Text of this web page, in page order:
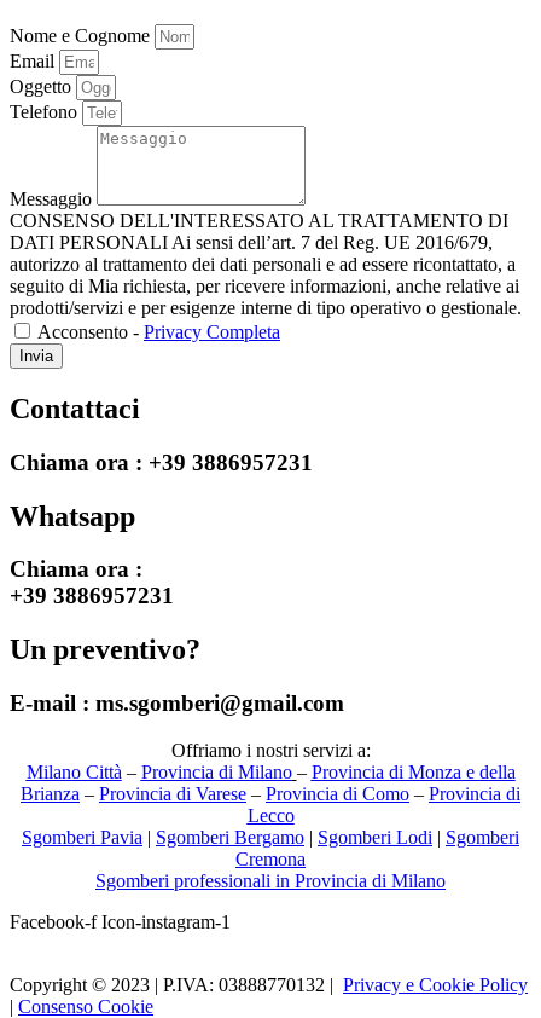
Nome e Cognome
Email
Oggetto
Telefono
Messaggio
CONSENSO DELL'INTERESSATO AL TRATTAMENTO DI
DATI PERSONALI Ai sensi dell’art. 7 del Reg. UE 2016/679,
autorizzo al trattamento dei dati personali e ad essere ricontattato, a
seguito di Mia richiesta, per ricevere informazioni, anche relative ai
prodotti/servizi e per esigenze interne di tipo operativo o gestionale.
Acconsento - Privacy Completa
Invia
Contattaci
Chiama ora : +39 3886957231
Whatsapp
Chiama ora :
+39 3886957231
Un preventivo?
E-mail : ms.sgomberi@gmail.com
Offriamo i nostri servizi a:
Milano Città – Provincia di Milano – Provincia di Monza e della
Brianza – Provincia di Varese – Provincia di Como – Provincia di
Lecco
Sgomberi Pavia | Sgomberi Bergamo | Sgomberi Lodi | Sgomberi
Cremona
Sgomberi professionali in Provincia di Milano
Facebook-f Icon-instagram-1
Copyright © 2023 | P.IVA: 03888770132 | Privacy e Cookie Policy
| Consenso Cookie